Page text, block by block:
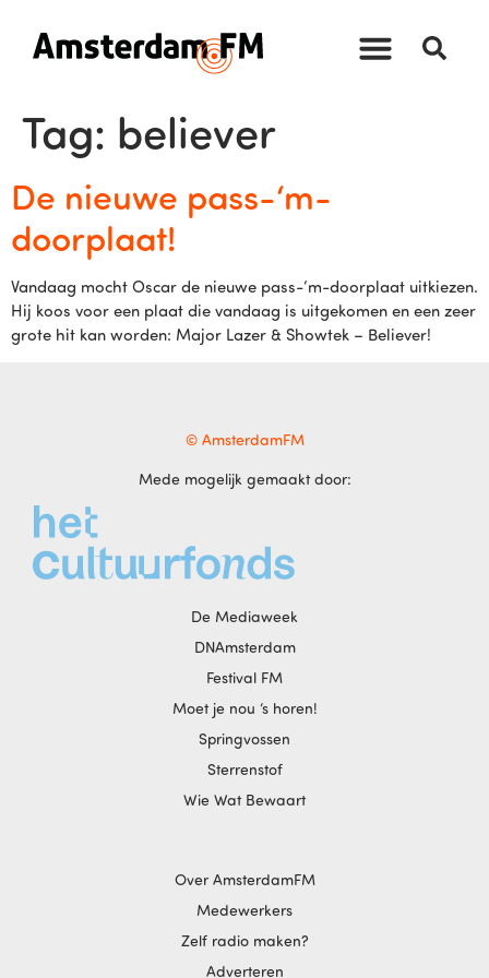
Tag: believer
De nieuwe pass-‘m-
doorplaat!
Vandaag mocht Oscar de nieuwe pass-‘m-doorplaat uitkiezen.
Hij koos voor een plaat die vandaag is uitgekomen en een zeer
grote hit kan worden: Major Lazer & Showtek – Believer!
© AmsterdamFM
Mede mogelijk gemaakt door:
De Mediaweek
DNAmsterdam
Festival FM
Moet je nou ‘s horen!
Springvossen
Sterrenstof
Wie Wat Bewaart
Over AmsterdamFM
Medewerkers
Zelf radio maken?
Adverteren